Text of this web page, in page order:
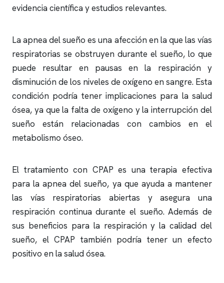
evidencia científica y estudios relevantes.
Laapnea del sueño es una afección en la que las vías
respiratorias se obstruyen durante el sueño, lo que
puede resultar en pausas en la respiración y
disminución de los niveles de oxígeno en sangre. Esta
condición podría tener implicaciones para la salud
ósea, ya que la falta de oxígeno y la interrupción del
sueño están relacionadas con cambios en el
metabolismo óseo.
El tratamiento con CPAP es una terapia efectiva
para laapnea del sueño, ya que ayuda a mantener
las vías respiratorias abiertas y asegura una
respiración continua durante el sueño. Además de
sus beneficios para la respiración y la calidad del
sueño, el CPAP también podría tener un efecto
positivo en la salud ósea.